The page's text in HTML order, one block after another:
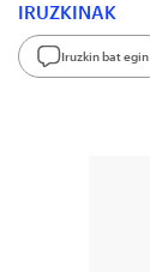
IRUZKINAK
Iruzkin bat egin